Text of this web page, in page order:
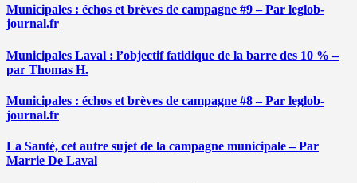
Municipales : échos et brèves de campagne #9 – Par leglob-
journal.fr
Municipales Laval : l’objectif fatidique de la barre des 10 % –
par Thomas H.
Municipales : échos et brèves de campagne #8 – Par leglob-
journal.fr
La Santé, cet autre sujet de la campagne municipale – Par
Marrie De Laval